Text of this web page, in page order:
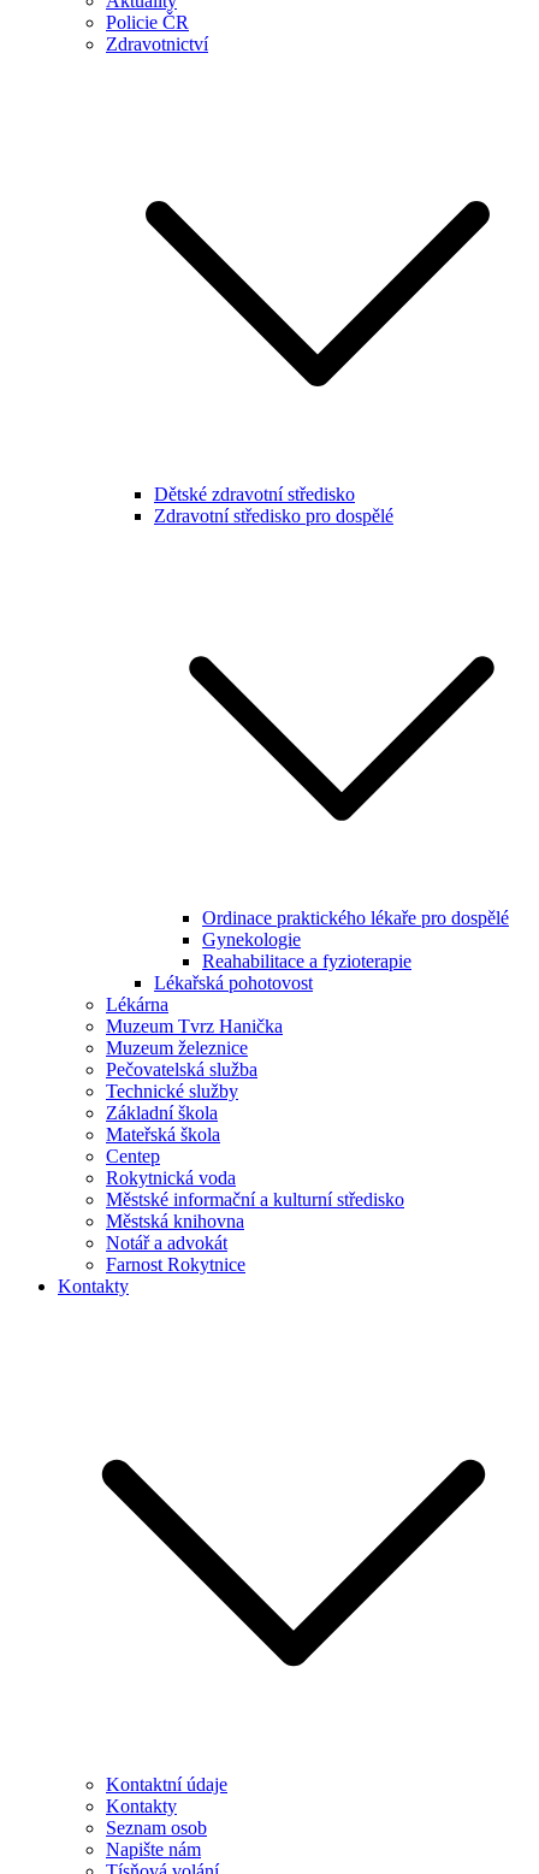
Policie ČR
Zdravotnictví
Dětské zdravotní středisko
Zdravotní středisko pro dospělé
Ordinace praktického lékaře pro dospělé
Gynekologie
Reahabilitace a fyzioterapie
Lékařská pohotovost
Lékárna
Muzeum Tvrz Hanička
Muzeum železnice
Pečovatelská služba
Technické služby
Základní škola
Mateřská škola
Centep
Rokytnická voda
Městské informační a kulturní středisko
Městská knihovna
Notář a advokát
Farnost Rokytnice
Kontakty
Kontaktní údaje
Kontakty
Seznam osob
Napište nám